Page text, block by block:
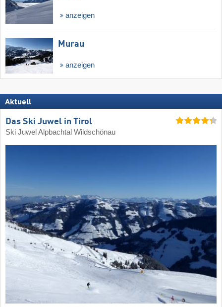
anzeigen
Murau
anzeigen
Aktuell
Das Ski Juwel in Tirol
Ski Juwel Alpbachtal Wildschönau